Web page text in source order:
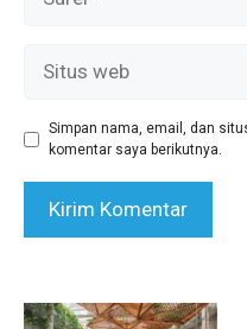
Simpan nama, email, dan
komentar saya berikutnya.